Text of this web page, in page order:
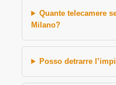
Quante telecamere
Milano?
Posso detrarre